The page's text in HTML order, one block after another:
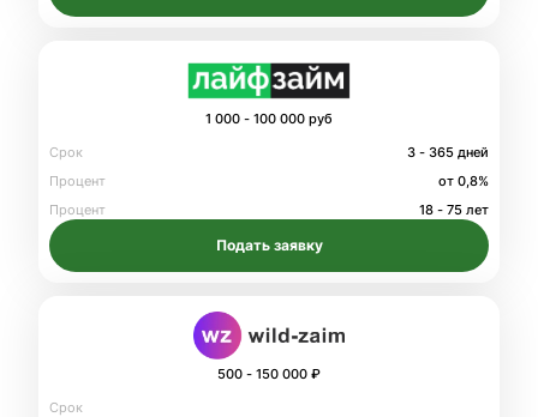
1 000 - 100 000 руб
Срок
3 - 365 дней
Процент
от 0,8%
Процент
18 - 75 лет
Подать заявку
500 - 150 000 ₽
Срок